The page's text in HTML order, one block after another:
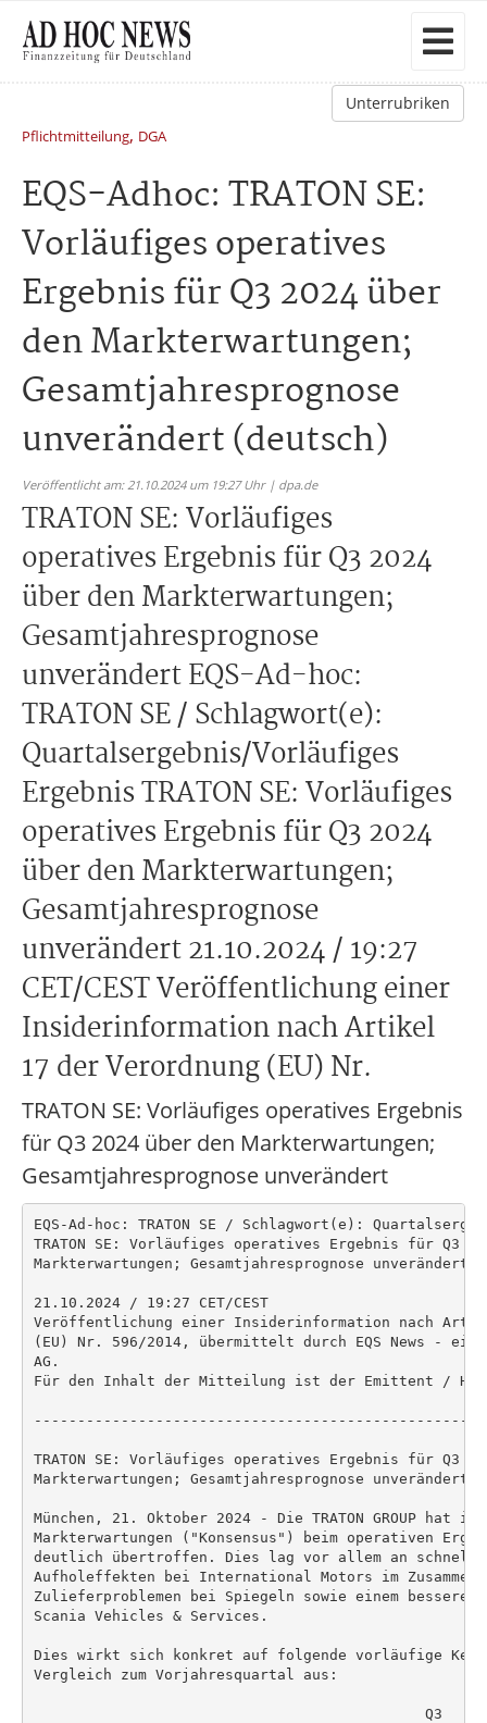
Unterrubriken
Pflichtmitteilung, DGA
EQS-Adhoc: TRATON SE:
Vorläufiges operatives
Ergebnis für Q3 2024 über
den Markterwartungen;
Gesamtjahresprognose
unverändert (deutsch)
Veröffentlicht am: 21.10.2024 um 19:27 Uhr | dpa.de
TRATON SE: Vorläufiges
operatives Ergebnis für Q3 2024
über den Markterwartungen;
Gesamtjahresprognose
unverändert EQS-Ad-hoc:
TRATON SE / Schlagwort(e):
Quartalsergebnis/Vorläufiges
Ergebnis TRATON SE: Vorläufiges
operatives Ergebnis für Q3 2024
über den Markterwartungen;
Gesamtjahresprognose
unverändert 21.10.2024 / 19:27
CET/CEST Veröffentlichung einer
Insiderinformation nach Artikel
17 der Verordnung (EU) Nr.
TRATON SE: Vorläufiges operatives Ergebnis
für Q3 2024 über den Markterwartungen;
Gesamtjahresprognose unverändert
EQS-Ad-hoc: TRATON SE / Schlagwort(e):
TRATON SE: Vorläufiges operatives Ergebnis für Q3
Markterwartungen; Gesamtjahresprognose unverändert
21.10.2024 / 19:27 CET/CEST
Veröffentlichung einer Insiderinformation nach
(EU) Nr. 596/2014, übermittelt durch EQS News - ein
AG.
Für den Inhalt der Mitteilung ist der Emittent /
TRATON SE: Vorläufiges operatives Ergebnis für Q3
Markterwartungen; Gesamtjahresprognose unverändert
München, 21. Oktober 2024 - Die TRATON GROUP hat
Markterwartungen ("Konsensus") beim operativen
deutlich übertroffen. Dies lag vor allem an
Aufholeffekten bei International Motors im
Zulieferproblemen bei Spiegeln sowie einem
Scania Vehicles & Services.
Dies wirkt sich konkret auf folgende vorläufige
Vergleich zum Vorjahresquartal aus:
Q3